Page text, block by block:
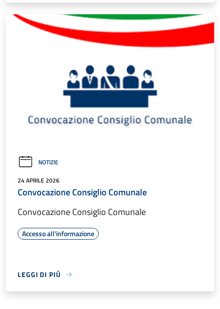
NOTIZIE
24 APRILE 2026
Convocazione Consiglio Comunale
Convocazione Consiglio Comunale
Accesso all'informazione
LEGGI DI PIÙ